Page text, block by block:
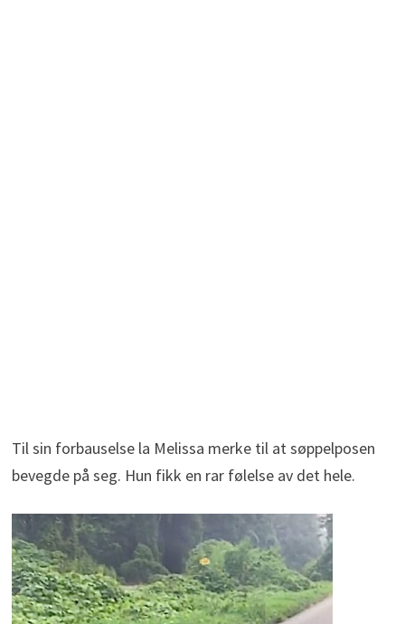
Til sin forbauselse la Melissa merke til at søppelposen
bevegde på seg. Hun fikk en rar følelse av det hele.